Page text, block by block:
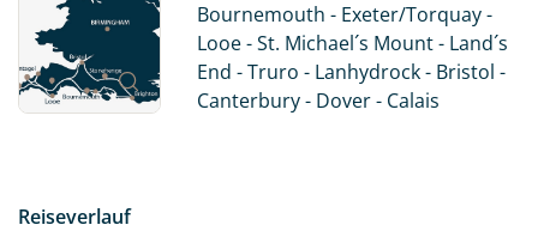
einer England-Reise dazu...Bournemouth - Exeter/Torquay -
Looe - St. Michael´s Mount - Land´s
End - Truro - Lanhydrock - Bristol -
Canterbury - Dover - Calais
Reiseverlauf